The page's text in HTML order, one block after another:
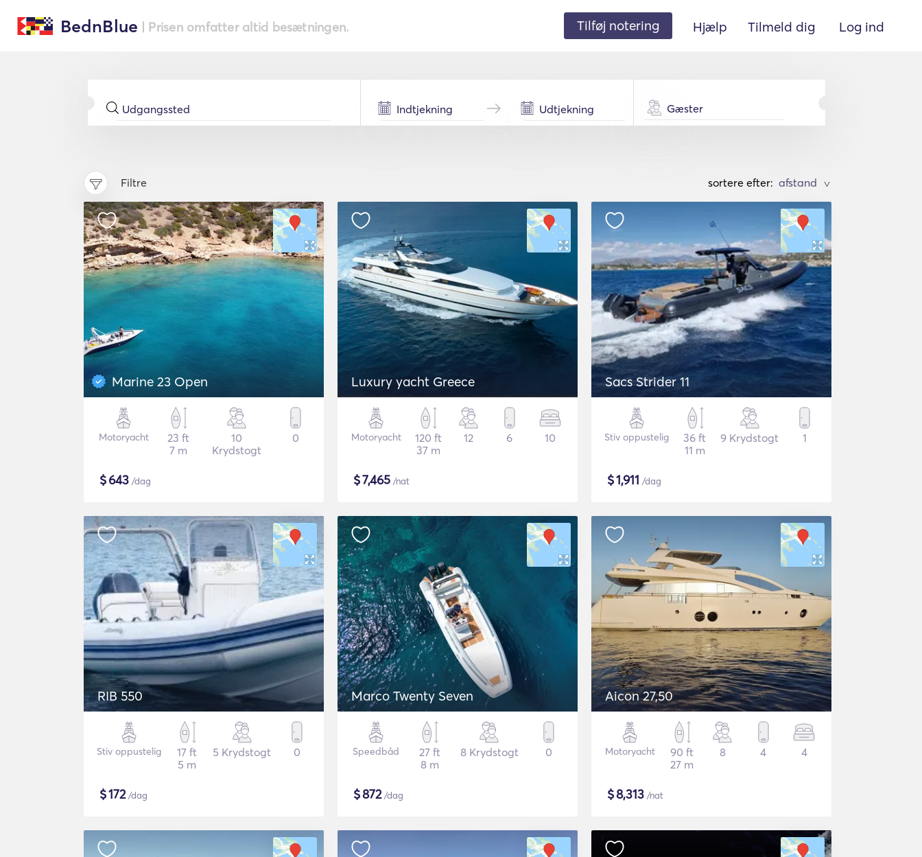
BednBlue | Prisen omfatter altid besætningen. Tilføj notering Hjælp Tilmeld dig Log ind
Gæster
Filtre sortere efter: >
Marine 23 Open
Motoryacht
23 ft
7 m
10
Krydstogt
0
$643 /dag
Luxury yacht Greece
Motoryacht
120 ft
37 m
12 6 10
$7,465 /nat
Sacs Strider 11
Stiv oppustelig
36 ft
11 m
9 Krydstogt 1
$1,911 /dag
RIB 550
Stiv oppustelig
17 ft
5 m
5 Krydstogt 0
$172/dag
Marco Twenty Seven
Speedbåd
27 ft
8 m
8 Krydstogt 0
$872/dag
Aicon 27,50
Motoryacht
90 ft
27 m
8 4 4
$8,313 /nat